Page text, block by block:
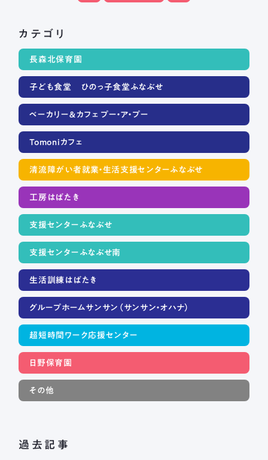
カテゴリ
長森北保育園
子ども食堂 ひのっ子食堂ふなぶせ
ベーカリー＆カフェ プー・ア・プー
Tomoniカフェ
清流障がい者就業・生活支援センターふなぶせ
工房はばたき
支援センターふなぶせ
支援センターふなぶせ南
生活訓練はばたき
グループホームサンサン（サンサン・オハナ）
超短時間ワーク応援センター
日野保育園
その他
過去記事